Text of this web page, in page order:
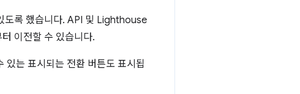
도록 했습니다. API 및 Lighthouse
이전할 수 있습니다.
는 표시되는 전환 버튼도 표시됩